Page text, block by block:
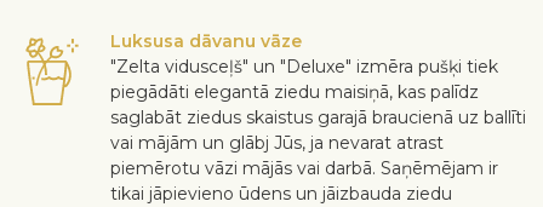
Luksusa dāvanu vāze
"Zelta vidusceļš" un "Deluxe" izmēra pušķi tiek
piegādāti elegantā ziedu maisiņā, kas palīdz
saglabāt ziedus skaistus garajā braucienā uz ballīti
vai mājām un glābj Jūs, ja nevarat atrast
piemērotu vāzi mājās vai darbā. Saņēmējam ir
tikai jāpievieno ūdens un jāizbauda ziedu